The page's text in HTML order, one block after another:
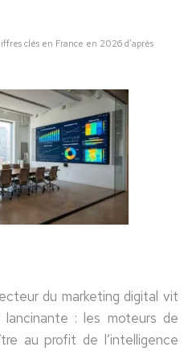
clés en France en 2026 d’après
du marketing digital vit
lancinante : les moteurs de
au profit de l’intelligence